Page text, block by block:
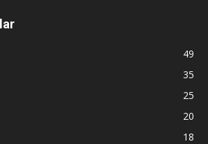
49
35
25
20
18